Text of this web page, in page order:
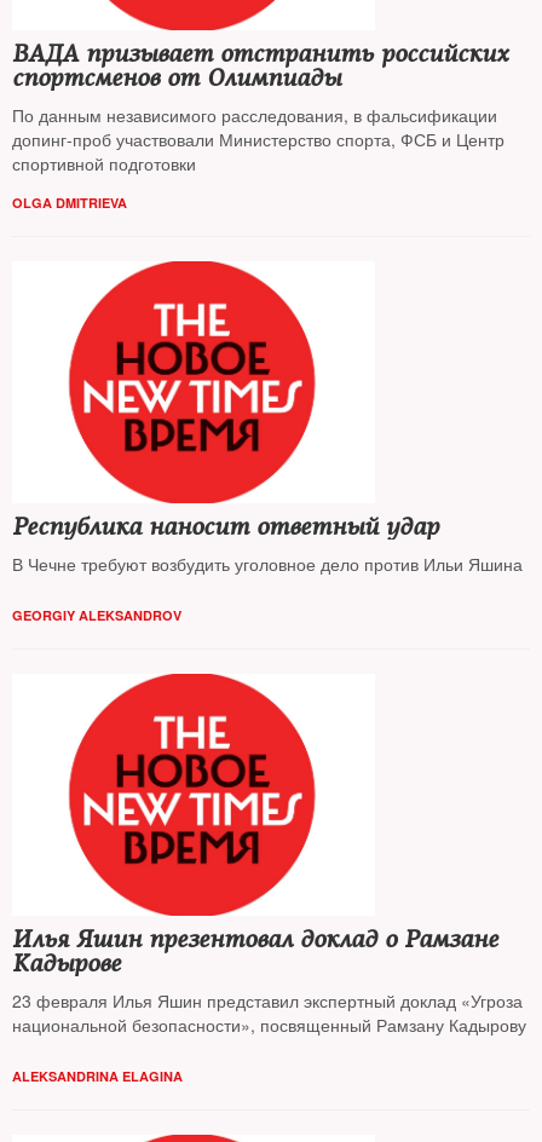
ВАДА призывает отстранить российских
спортсменов от Олимпиады
По данным независимого расследования, в фальсификации
допинг-проб участвовали Министерство спорта, ФСБ и Центр
спортивной подготовки
OLGA DMITRIEVA
Республика наносит ответный удар
В Чечне требуют возбудить уголовное дело против Ильи Яшина
GEORGIY ALEKSANDROV
Илья Яшин презентовал доклад о Рамзане
Кадырове
23 февраля Илья Яшин представил экспертный доклад «Угроза
национальной безопасности», посвященный Рамзану Кадырову
ALEKSANDRINA ELAGINA